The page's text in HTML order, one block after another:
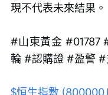
現不代表未來結果。
#山東黃金 #01787
輪 #認購證 #盈警